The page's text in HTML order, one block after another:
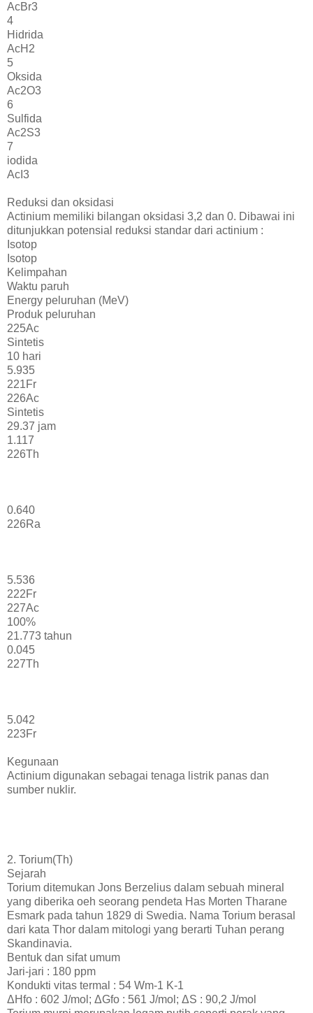
AcBr3
4
Hidrida
AcH2
5
Oksida
Ac2O3
6
Sulfida
Ac2S3
7
iodida
AcI3
Reduksi dan oksidasi
Actinium memiliki bilangan oksidasi 3,2 dan 0. Dibawai ini
ditunjukkan potensial reduksi standar dari actinium :
Isotop
Isotop
Kelimpahan
Waktu paruh
Energy peluruhan (MeV)
Produk peluruhan
225Ac
Sintetis
10 hari
5.935
221Fr
226Ac
Sintetis
29.37 jam
1.117
226Th
0.640
226Ra
5.536
222Fr
227Ac
100%
21.773 tahun
0.045
227Th
5.042
223Fr
Kegunaan
Actinium digunakan sebagai tenaga listrik panas dan
sumber nuklir.
2. Torium(Th)
Sejarah
Torium ditemukan Jons Berzelius dalam sebuah mineral
yang diberika oeh seorang pendeta Has Morten Tharane
Esmark pada tahun 1829 di Swedia. Nama Torium berasal
dari kata Thor dalam mitologi yang berarti Tuhan perang
Skandinavia.
Bentuk dan sifat umum
Jari-jari : 180 ppm
Kondukti vitas termal : 54 Wm-1 K-1
ΔHfo : 602 J/mol; ΔGfo : 561 J/mol; ΔS : 90,2 J/mol